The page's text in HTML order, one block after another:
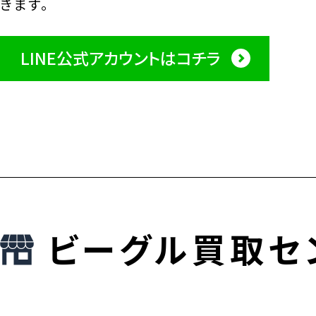
きます。
LINE公式アカウントはコチラ
ビーグル買取セ